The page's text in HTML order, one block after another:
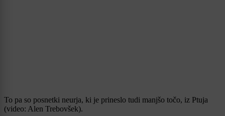
To pa so posnetki neurja, ki je prineslo tudi manjšo točo, iz Ptuja
(video: Alen Trebovšek).